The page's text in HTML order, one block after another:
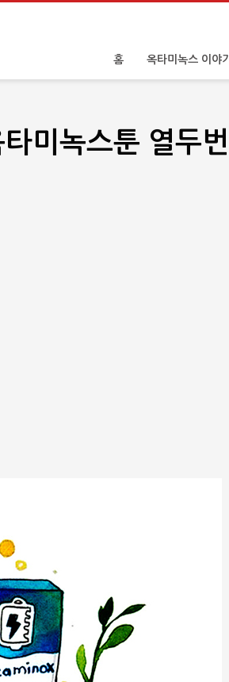
홈 옥타미녹스 이야기
미녹스툰 열두번